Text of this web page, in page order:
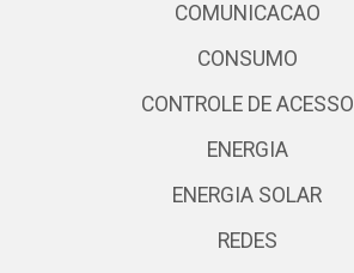
COMUNICACAO
CONSUMO
CONTROLE DE ACESSO
ENERGIA
ENERGIA SOLAR
REDES